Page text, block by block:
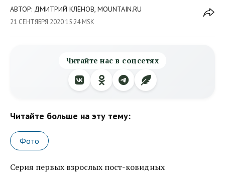
АВТОР: ДМИТРИЙ КЛЁНОВ, MOUNTAIN.RU
21 СЕНТЯБРЯ 2020 15:24 MSK
Читайте нас в соцсетях
Читайте больше на эту тему:
Фото
Серия первых взрослых пост-ковидных